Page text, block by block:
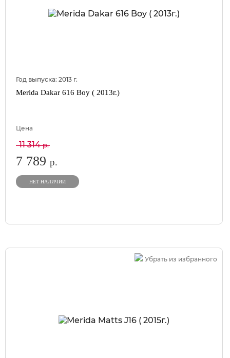
Год выпуска: 2013 г.
Merida Dakar 616 Boy ( 2013г.)
Цена
11 314р.
7 789 р.
НЕТ НАЛИЧИИ
Убрать из избранного